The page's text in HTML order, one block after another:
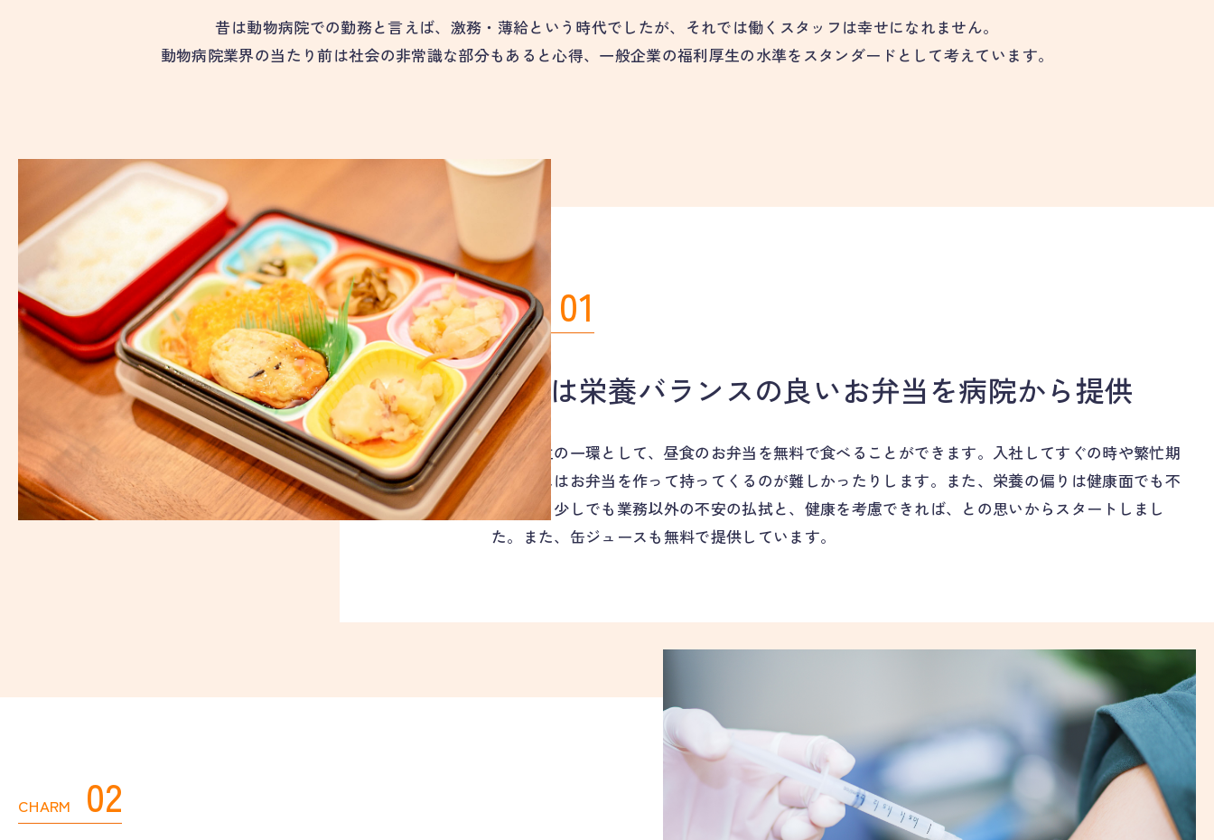
昔は動物病院での勤務と言えば、 激務・薄給という時代でしたが、 それでは働くスタッフは幸せになれません。
動物病院業界の当たり前は社会の非常識な部分もあると心得、 一般企業の福利厚生の水準を スタンダードとして考えています。
CHARM 01
昼食は栄養バランスの良いお弁当を病院から提供
福利厚生の一環として、昼食のお弁当を無料で食べることができます。入社してすぐの時や繁忙期
の時期にはお弁当を作って持ってくるのが難しかったりします。また、栄養の偏りは健康面でも不
安です。少しでも業務以外の不安の払拭と、健康を考慮できれば、との思いからスタートしまし
た。また、缶ジュースも無料で提供しています。
CHARM 02